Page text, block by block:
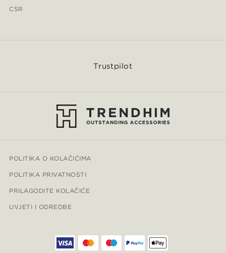
CSR
Trustpilot
POLITIKA O KOLAČIĆIMA
POLITIKA PRIVATNOSTI
PRILAGODITE KOLAČIĆE
UVJETI I ODREDBE